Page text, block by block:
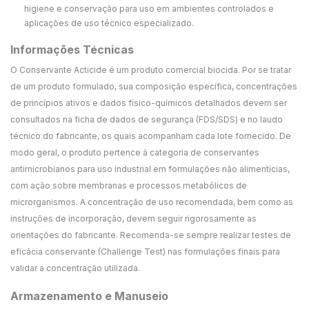
higiene e conservação para uso em ambientes controlados e
aplicações de uso técnico especializado.
Informações Técnicas
O Conservante Acticide é um produto comercial biocida. Por se tratar
de um produto formulado, sua composição específica, concentrações
de princípios ativos e dados físico-químicos detalhados devem ser
consultados na ficha de dados de segurança (FDS/SDS) e no laudo
técnico do fabricante, os quais acompanham cada lote fornecido. De
modo geral, o produto pertence à categoria de conservantes
antimicrobianos para uso industrial em formulações não alimentícias,
com ação sobre membranas e processos metabólicos de
microrganismos. A concentração de uso recomendada, bem como as
instruções de incorporação, devem seguir rigorosamente as
orientações do fabricante. Recomenda-se sempre realizar testes de
eficácia conservante (Challenge Test) nas formulações finais para
validar a concentração utilizada.
Armazenamento e Manuseio